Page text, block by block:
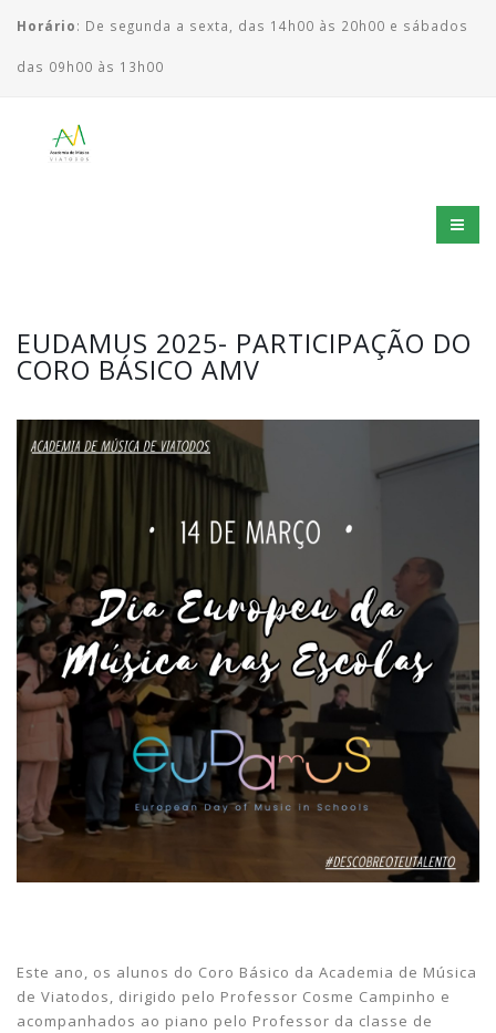
Horário: De segunda a sexta, das 14h00 às 20h00 e sábados
das 09h00 às 13h00
EUDAMUS 2025- PARTICIPAÇÃO DO
CORO BÁSICO AMV
Este ano, os alunos do Coro Básico da Academia de Música
de Viatodos, dirigido pelo Professor Cosme Campinho e
acompanhados ao piano pelo Professor da classe de